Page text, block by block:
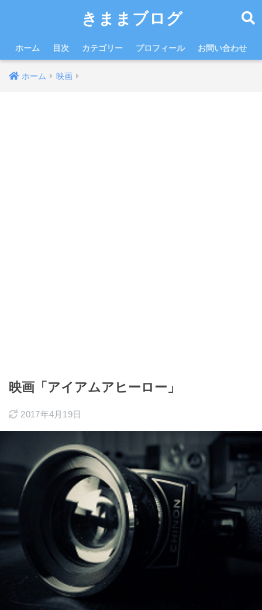
きままブログ
ホーム 目次 カテゴリー プロフィール お問い合わせ
ホーム 映画
映画「アイアムアヒーロー」
2017年4月19日